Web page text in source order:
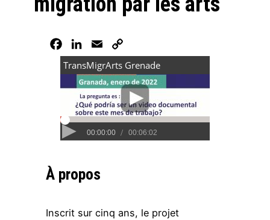
FacebookLinkedIn
Email
Link
À propos
Inscrit sur cinq ans, le projet